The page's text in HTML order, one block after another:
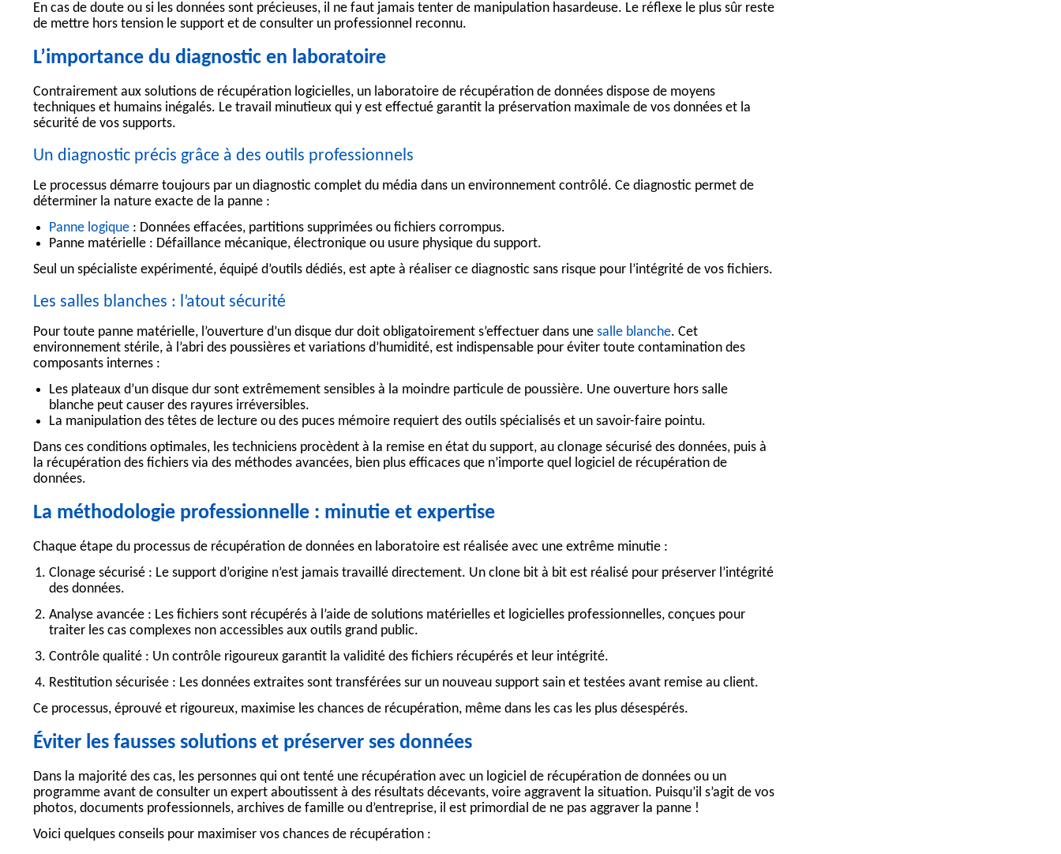
En cas de doute ou si les données sont précieuses, il ne faut jamais tenter de manipulation hasardeuse. Le réflexe le plus sûr reste
de mettre hors tension le support et de consulter un professionnel reconnu.
L’importance du diagnostic en laboratoire
Contrairement aux solutions de récupération logicielles, un laboratoire de récupération de données dispose de moyens
techniques et humains inégalés. Le travail minutieux qui y est effectué garantit la préservation maximale de vos données et la
sécurité de vos supports.
Un diagnostic précis grâce à des outils professionnels
Le processus démarre toujours par un diagnostic complet du média dans un environnement contrôlé. Ce diagnostic permet de
déterminer la nature exacte de la panne :
Panne logique : Données effacées, partitions supprimées ou fichiers corrompus.
Panne matérielle : Défaillance mécanique, électronique ou usure physique du support.
Seul un spécialiste expérimenté, équipé d’outils dédiés, est apte à réaliser ce diagnostic sans risque pour l’intégrité de vos fichiers.
Les salles blanches : l’atout sécurité
Pour toute panne matérielle, l’ouverture d’un disque dur doit obligatoirement s’effectuer dans une salle blanche. Cet
environnement stérile, à l’abri des poussières et variations d’humidité, est indispensable pour éviter toute contamination des
composants internes :
Les plateaux d’un disque dur sont extrêmement sensibles à la moindre particule de poussière. Une ouverture hors salle
blanche peut causer des rayures irréversibles.
La manipulation des têtes de lecture ou des puces mémoire requiert des outils spécialisés et un savoir-faire pointu.
Dans ces conditions optimales, les techniciens procèdent à la remise en état du support, au clonage sécurisé des données, puis à
la récupération des fichiers via des méthodes avancées, bien plus efficaces que n’importe quel
logiciel de récupération de
données.
La méthodologie professionnelle : minutie et expertise
Chaque étape du processus de récupération de données en laboratoire est réalisée avec une extrême minutie :
Clonage sécurisé : Le support d’origine n’est jamais travaillé directement. Un clone bit à bit est réalisé pour préserver l’intégrité
des données.
Analyse avancée : Les fichiers sont récupérés à l’aide de solutions matérielles et logicielles professionnelles, conçues pour
traiter les cas complexes non accessibles aux outils grand public.
Contrôle qualité : Un contrôle rigoureux garantit la validité des fichiers récupérés et leur intégrité.
Restitution sécurisée : Les données extraites sont transférées sur un nouveau support sain et testées avant remise au client.
Ce processus, éprouvé et rigoureux, maximise les chances de récupération, même dans les cas les plus désespérés.
Éviter les fausses solutions et préserver ses données
Dans la majorité des cas, les personnes qui ont tenté une récupération avec un logiciel de récupération de données ou un
programme avant de consulter un expert aboutissent à des résultats décevants, voire aggravent la situation. Puisqu’il s’agit de vos
photos, documents professionnels, archives de famille ou d’entreprise, il est primordial de ne pas aggraver la panne !
Voici quelques conseils pour maximiser vos chances de récupération :